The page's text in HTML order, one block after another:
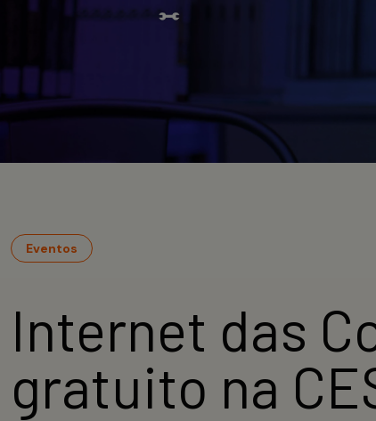
Eventos
Internet das
gratuito na